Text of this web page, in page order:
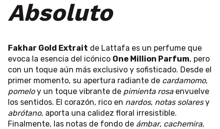
Absoluto
Fakhar Gold Extrait de Lattafa es un perfume que
evoca la esencia del icónico One Million Parfum, pero
con un toque aún más exclusivo y sofisticado. Desde el
primer momento, su apertura radiante de cardamomo,
pomeloy un toque vibrante de pimienta rosaenvuelve
los sentidos. El corazón, rico en nardos, notas solaresy
abrótano, aporta una calidez floral irresistible.
Finalmente, las notas de fondo de ámbar, cachemira,